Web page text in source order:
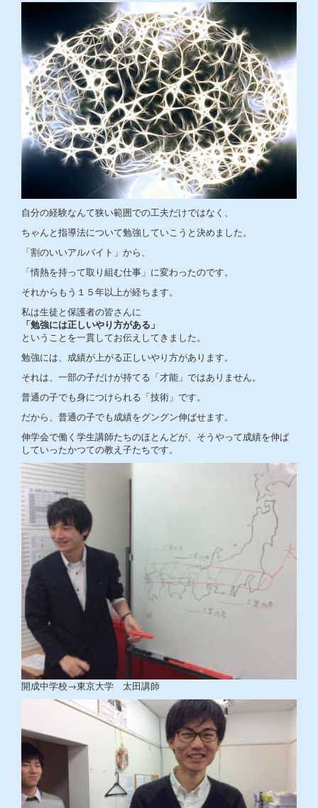
自分の経験なんて狭い範囲での工夫だけではなく、
ちゃんと指導法について勉強していこうと決めました。
「割のいいアルバイト」から、
「情熱を持って取り組む仕事」に変わったのです。
それからもう１５年以上が経ちます。
私は生徒と保護者の皆さんに
「勉強には正しいやり方がある」
ということを一貫してお伝えしてきました。
勉強には、成績が上がる正しいやり方があります。
それは、一部の子だけが持てる「才能」ではありません。
普通の子でも身につけられる「技術」です。
だから、普通の子でも成績をグングン伸ばせます。
伸学会で働く学生講師たちのほとんどが、そうやって成績を伸ば
していったかつての教え子たちです。
開成中学校→東京大学 太田講師